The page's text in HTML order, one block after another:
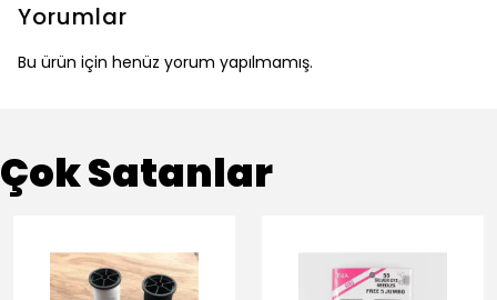
Yorumlar
Bu ürün için henüz yorum yapılmamış.
Çok Satanlar